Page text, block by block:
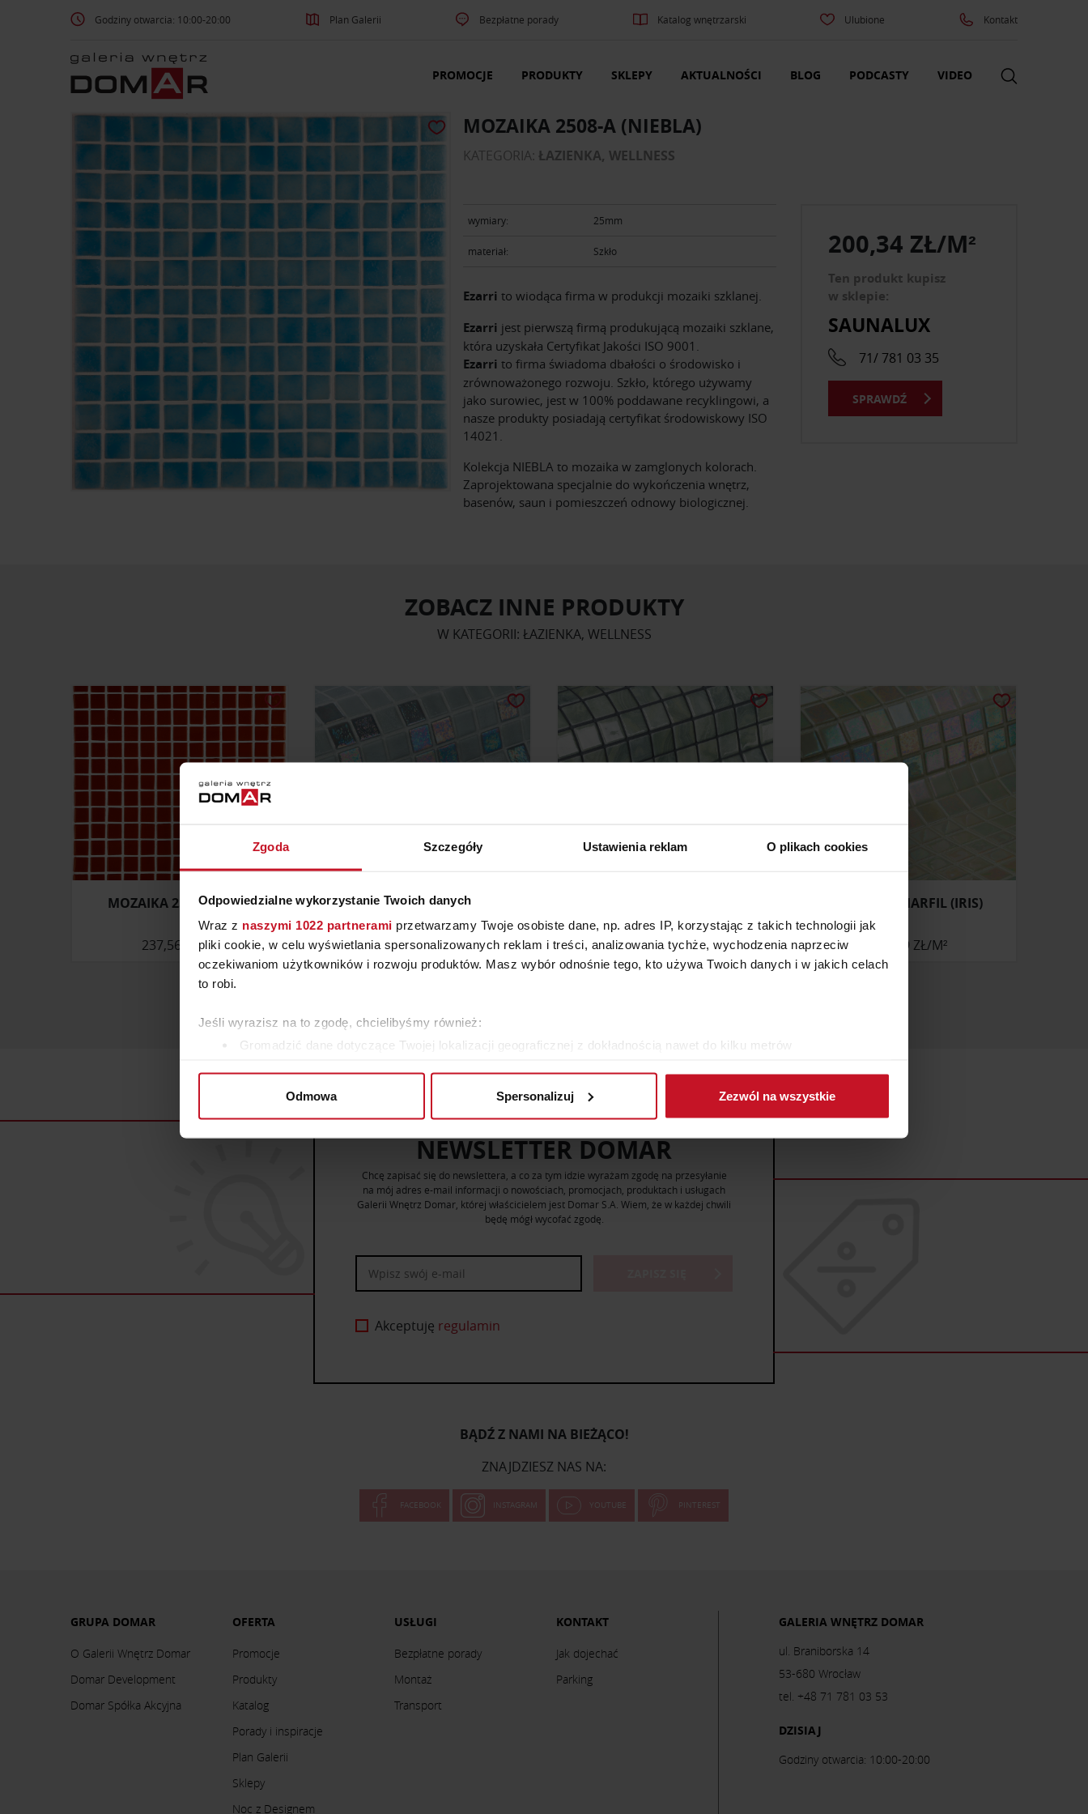
Zgoda Szczegóły Ustawienia reklam O plikach cookies
Odpowiedzialne wykorzystanie Twoich danych
Wraz z naszymi 1022 partnerami przetwarzamy Twoje osobiste dane, np. adres IP, korzystając z takich technologii jak
pliki cookie, w celu wyświetlania spersonalizowanych reklam i treści, analizowania tychże, wychodzenia naprzeciw
oczekiwaniom użytkowników i rozwoju produktów. Masz wybór odnośnie tego, kto używa Twoich danych i w jakich celach
to robi.
Jeśli wyrazisz na to zgodę, chcielibyśmy również:
Gromadzić dane dotyczące Twojej lokalizacji geograficznej z dokładnością nawet do kilku metrów
Dowiedz się więcej odnośnie tego, jak Twoje osobiste dane są przetwarzane oraz ustaw własne preferencje w
ruch w naszej witrynie. Informacje o tym, jak korzystasz z naszej witryny, udostępniamy partnerom społecznościowym,
reklamowym i analitycznym. Partnerzy mogą połączyć te informacje z innymi danymi otrzymanymi od Ciebie lub
Odmowa Spersonalizuj Zezwól na wszystkie
Godziny otwarcia: 10:00-20:00 Plan Galerii Bezpłatne porady Katalog wnętrzarski Ulubione Kontakt
PROMOCJE PRODUKTY SKLEPY AKTUALNOŚCI BLOG PODCASTY VIDEO
MOZAIKA 2508-A (NIEBLA)
KATEGORIA: ŁAZIENKA, WELLNESS
wymiary: 25mm
materiał: Szkło
Ezarri to wiodąca firma w produkcji mozaiki szklanej.
Ezarri jest pierwszą firmą produkującą mozaiki szklane,
która uzyskała Certyfikat Jakości ISO 9001.
Ezarri to firma świadoma dbałości o środowisko i
zrównoważonego rozwoju. Szkło, którego używamy
jako surowiec, jest w 100% poddawane recyklingowi, a
nasze produkty posiadają certyfikat środowiskowy ISO
14021.
Kolekcja NIEBLA to mozaika w zamglonych kolorach.
Zaprojektowana specjalnie do wykończenia wnętrz,
basenów, saun i pomieszczeń odnowy biologicznej.
200,34 ZŁ/M²
Ten produkt kupisz
w sklepie:
SAUNALUX
71/ 781 03 35
SPRAWDŹ
ZOBACZ INNE PRODUKTY
W KATEGORII: ŁAZIENKA, WELLNESS
MOZAIKA 2531-B (LISA)
237,56 ZŁ/M²
MOZAIKA STONE (IRIS)
367,96 ZŁ/M² 442,34 ZŁ/M²
MOZAIKA MARFIL (IRIS)
410,49 ZŁ/M²
NEWSLETTER DOMAR
Chcę zapisać się do newslettera, a co za tym idzie wyrażam zgodę na przesyłanie
na mój adres e-mail informacji o nowościach, promocjach, produktach i usługach
Galerii Wnętrz Domar, której właścicielem jest Domar S.A. Wiem, że w każdej chwili
będę mógł wycofać zgodę.
Akceptuję regulamin
BĄDŹ Z NAMI NA BIEŻĄCO!
ZNAJDZIESZ NAS NA:
FACEBOOK INSTAGRAM YOUTUBE PINTEREST
GRUPA DOMAR
O Galerii Wnętrz Domar
Domar Development
Domar Spółka Akcyjna
OFERTA
Promocje
Produkty
Katalog
Porady i inspiracje
Plan Galerii
Sklepy
Noc z Designem
USŁUGI
Bezpłatne porady
Montaż
Transport
KONTAKT
Jak dojechać
Parking
GALERIA WNĘTRZ DOMAR
ul. Braniborska 14
53-680 Wrocław
tel. +48 71 781 03 53
DZISIAJ
Godziny otwarcia: 10:00-20:00